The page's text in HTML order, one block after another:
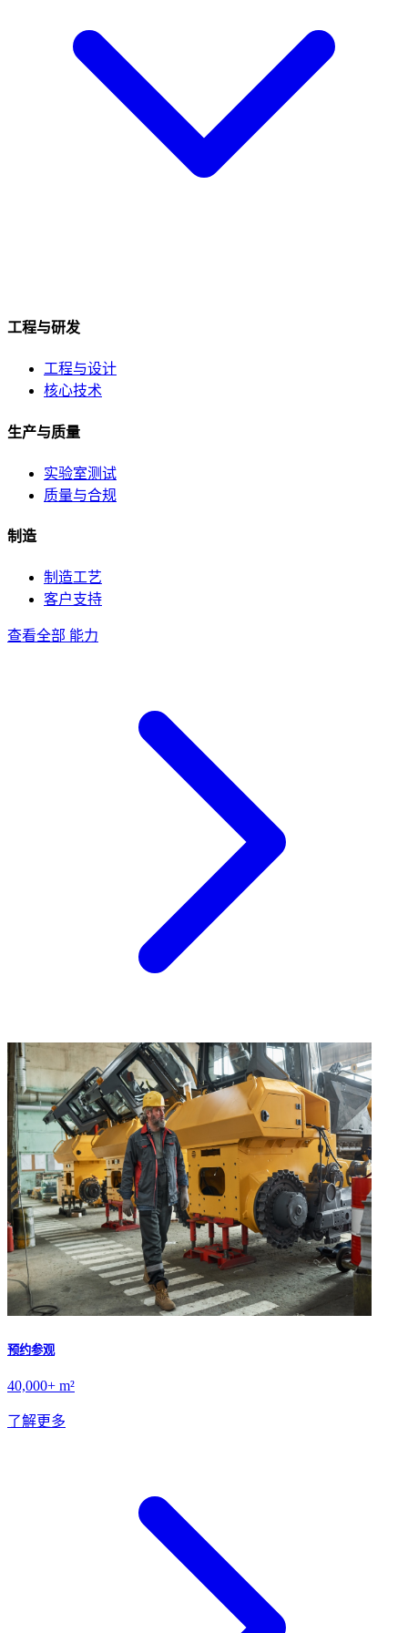
工程与研发
工程与设计
核心技术
生产与质量
实验室测试
质量与合规
制造
制造工艺
客户支持
查看全部 能力
预约参观
40,000+ m²
了解更多